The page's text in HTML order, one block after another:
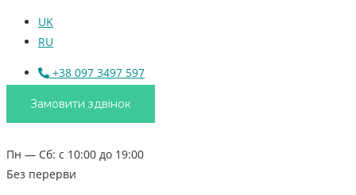
UK
RU
+38 097 3497 597
Замовити здвінок
Пн — Сб: с 10:00 до 19:00
Без перерви